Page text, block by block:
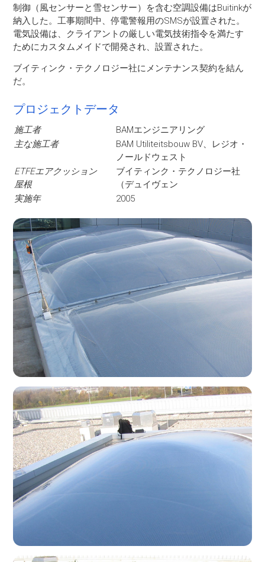
制御（風センサーと雪センサー）を含む空調設備はBuitinkが
納入した。工事期間中、停電警報用のSMSが設置された。
電気設備は、クライアントの厳しい電気技術指令を満たす
ためにカスタムメイドで開発され、設置された。
ブイティンク・テクノロジー社にメンテナンス契約を結ん
だ。
プロジェクトデータ
施工者
BAMエンジニアリング
主な施工者
BAM Utiliteitsbouw BV、レジオ・
ノールドウェスト
ETFEエアクッション
屋根
ブイティンク・テクノロジー社
（デュイヴェン
実施年
2005